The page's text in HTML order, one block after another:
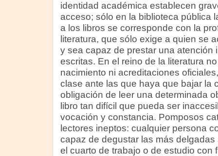
identidad académica establecen
acceso; sólo en la biblioteca pública
a los libros se corresponde con la
literatura, que sólo exige a quien se
y sea capaz de prestar una atención
escritas. En el reino de la literatura
nacimiento ni acreditaciones
clase ante las que haya que bajar la
obligación de leer una determinada
libro tan difícil que pueda ser
vocación y constancia. Pomposos
lectores ineptos: cualquier persona
capaz de degustar las más
el cuarto de trabajo o de estudio con